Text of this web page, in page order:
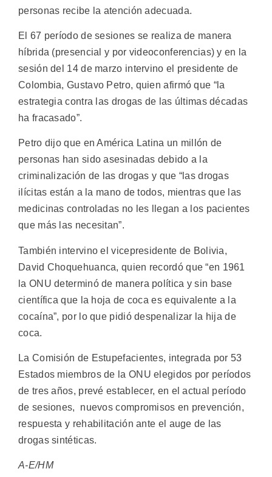
personas recibe la atención adecuada.
El 67 período de sesiones se realiza de manera
híbrida (presencial y por videoconferencias) y en la
sesión del 14 de marzo intervino el presidente de
Colombia, Gustavo Petro, quien afirmó que “la
estrategia contra las drogas de las últimas décadas
ha fracasado”.
Petro dijo que en América Latina un millón de
personas han sido asesinadas debido a la
criminalización de las drogas y que “las drogas
ilícitas están a la mano de todos, mientras que las
medicinas controladas no les llegan a los pacientes
que más las necesitan”.
También intervino el vicepresidente de Bolivia,
David Choquehuanca, quien recordó que “en 1961
la ONU determinó de manera política y sin base
científica que la hoja de coca es equivalente a la
cocaína”, por lo que pidió despenalizar la hija de
coca.
La Comisión de Estupefacientes, integrada por 53
Estados miembros de la ONU elegidos por períodos
de tres años, prevé establecer, en el actual período
de sesiones, nuevos compromisos en prevención,
respuesta y rehabilitación ante el auge de las
drogas sintéticas.
A-E/HM